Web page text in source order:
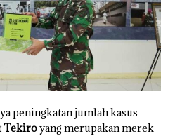
peningkatan jumlah kasus
Tekiroyang merupakan merek